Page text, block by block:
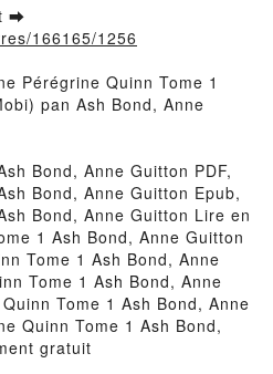
➡
166165/1256
Pérégrine Quinn Tome 1
pan Ash Bond, Anne
Bond, Anne Guitton PDF,
Bond, Anne Guitton Epub,
Bond, Anne Guitton Lire en
1 Ash Bond, Anne Guitton
Tome 1 Ash Bond, Anne
Tome 1 Ash Bond, Anne
Tome 1 Ash Bond, Anne
Quinn Tome 1 Ash Bond,
gratuit